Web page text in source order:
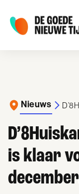
Nieuws
is klaar